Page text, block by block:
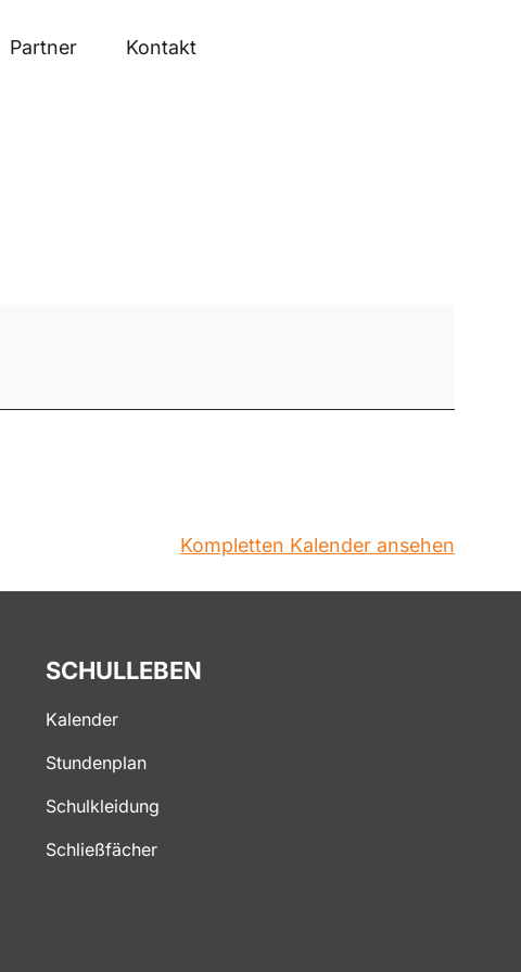
Partner Kontakt
Kompletten Kalender ansehen
SCHULLEBEN
Kalender
Stundenplan
Schulkleidung
Schließfächer